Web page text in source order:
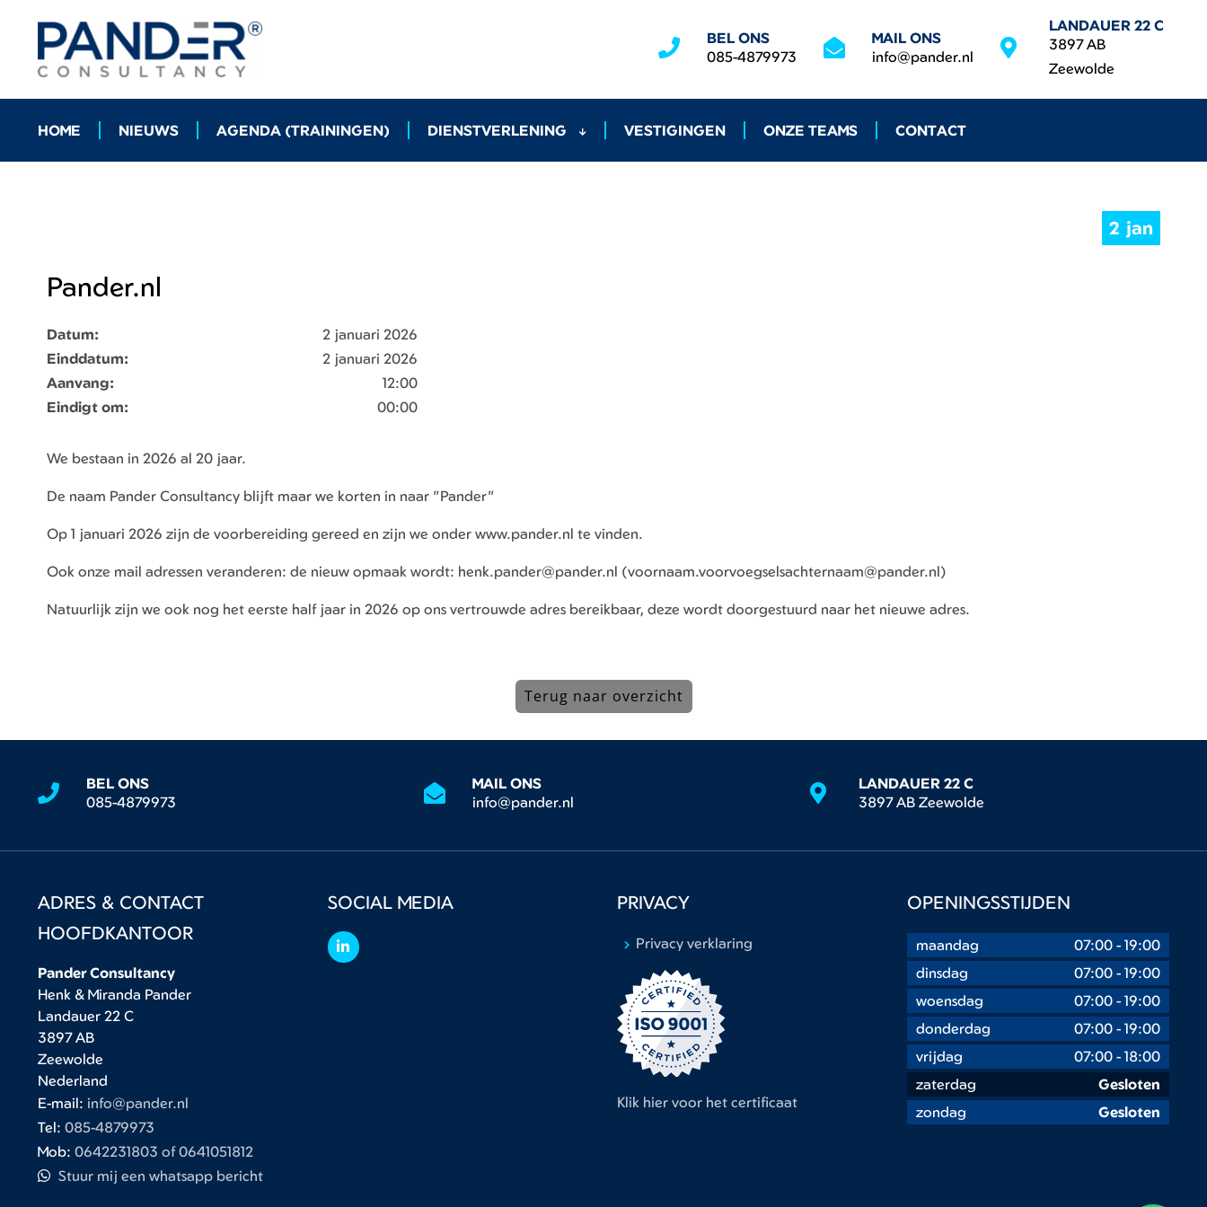
BEL ONS
085-4879973
MAIL ONS
info@pander.nl
LANDAUER 22 C
3897 AB
Zeewolde
HOME NIEUWS AGENDA (TRAININGEN) DIENSTVERLENING VESTIGINGEN ONZE TEAMS CONTACT
2 jan
Pander.nl
Datum:
2 januari 2026
Einddatum:
2 januari 2026
Aanvang:
12:00
Eindigt om:
00:00
We bestaan in 2026 al 20 jaar.
De naam Pander Consultancy blijft maar we korten in naar "Pander"
Op 1 januari 2026 zijn de voorbereiding gereed en zijn we onder www.pander.nl te vinden.
Ook onze mail adressen veranderen: de nieuw opmaak wordt: henk.pander@pander.nl (voornaam.voorvoegselsachternaam@pander.nl)
Natuurlijk zijn we ook nog het eerste half jaar in 2026 op ons vertrouwde adres bereikbaar, deze wordt doorgestuurd naar het nieuwe adres.
Terug naar overzicht
BEL ONS
085-4879973
MAIL ONS
info@pander.nl
LANDAUER 22 C
3897 AB Zeewolde
ADRES & CONTACT
HOOFDKANTOOR
Pander Consultancy
Henk & Miranda Pander
Landauer 22 C
3897 AB
Zeewolde
Nederland
E-mail: info@pander.nl
Tel: 085-4879973
Mob: 0642231803 of 0641051812
Stuur mij een whatsapp bericht
SOCIAL MEDIA PRIVACY
Privacy verklaring
Klik hier voor het certificaat
OPENINGSSTIJDEN
maandag 07:00 - 19:00
dinsdag
07:00 - 19:00
woensdag
07:00 - 19:00
donderdag
07:00 - 19:00
vrijdag
07:00 - 18:00
zaterdag
Gesloten
zondag
Gesloten